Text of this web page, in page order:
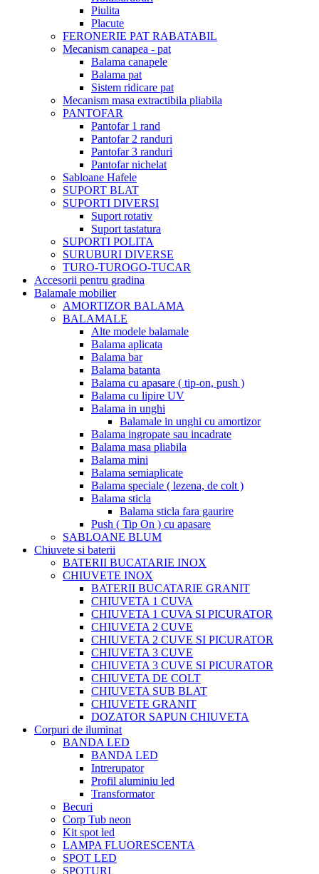
Piulita
Placute
FERONERIE PAT RABATABIL
Mecanism canapea - pat
Balama canapele
Balama pat
Sistem ridicare pat
Mecanism masa extractibila pliabila
PANTOFAR
Pantofar 1 rand
Pantofar 2 randuri
Pantofar 3 randuri
Pantofar nichelat
Sabloane Hafele
SUPORT BLAT
SUPORTI DIVERSI
Suport rotativ
Suport tastatura
SUPORTI POLITA
SURUBURI DIVERSE
TURO-TUROGO-TUCAR
Accesorii pentru gradina
Balamale mobilier
AMORTIZOR BALAMA
BALAMALE
Alte modele balamale
Balama aplicata
Balama bar
Balama batanta
Balama cu apasare ( tip-on, push )
Balama cu lipire UV
Balama in unghi
Balamale in unghi cu amortizor
Balama ingropate sau incadrate
Balama masa pliabila
Balama mini
Balama semiaplicate
Balama speciale ( lezena, de colt )
Balama sticla
Balama sticla fara gaurire
Push ( Tip On ) cu apasare
SABLOANE BLUM
Chiuvete si baterii
BATERII BUCATARIE INOX
CHIUVETE INOX
BATERII BUCATARIE GRANIT
CHIUVETA 1 CUVA
CHIUVETA 1 CUVA SI PICURATOR
CHIUVETA 2 CUVE
CHIUVETA 2 CUVE SI PICURATOR
CHIUVETA 3 CUVE
CHIUVETA 3 CUVE SI PICURATOR
CHIUVETA DE COLT
CHIUVETA SUB BLAT
CHIUVETE GRANIT
DOZATOR SAPUN CHIUVETA
Corpuri de iluminat
BANDA LED
BANDA LED
Intrerupator
Profil aluminiu led
Transformator
Becuri
Corp Tub neon
Kit spot led
LAMPA FLUORESCENTA
SPOT LED
SPOTURI